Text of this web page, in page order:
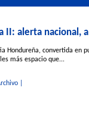
II: alerta nacional,
Hondureña, convertida en
más espacio que...
|